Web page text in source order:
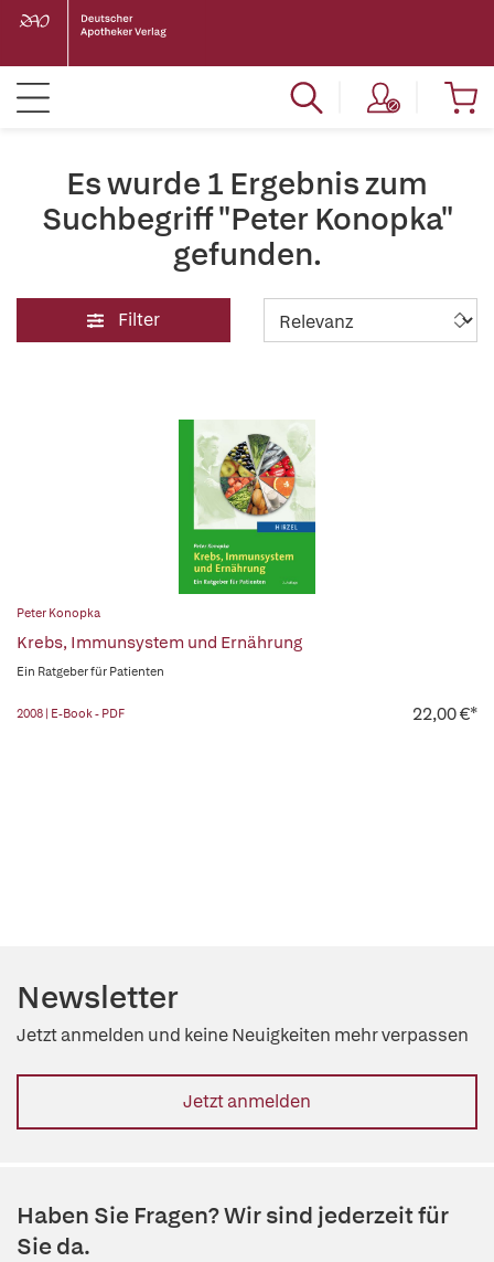
Es wurde 1 Ergebnis zum
Suchbegriff "Peter Konopka"
gefunden.
Filter
Peter Konopka
Krebs, Immunsystem und Ernährung
Ein Ratgeber für Patienten
2008 | E-Book - PDF 22,00 €*
Newsletter
Jetzt anmelden und keine Neuigkeiten mehr verpassen
Jetzt anmelden
Haben Sie Fragen? Wir sind jederzeit für
Sie da.